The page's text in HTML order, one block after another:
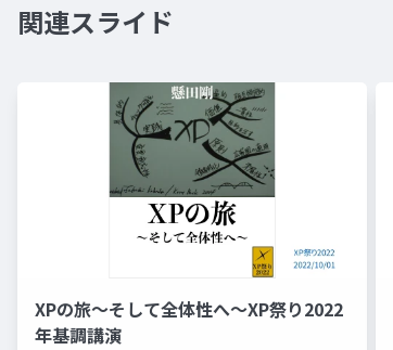
関連スライド
XPの旅〜そして全体性へ〜XP祭り2022
年基調講演